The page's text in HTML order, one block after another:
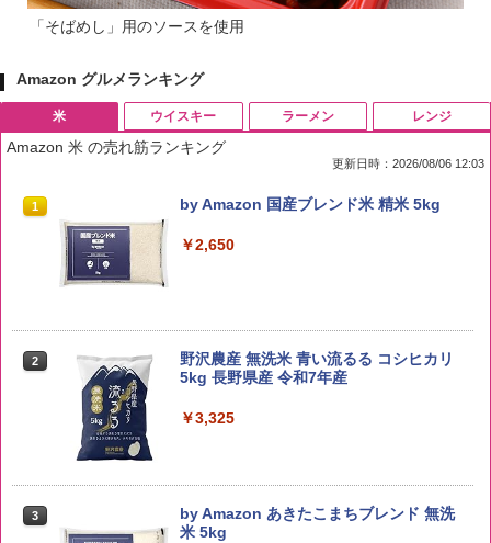
「そばめし」用のソースを使用
Amazon グルメランキング
米
Amazon 米 の売れ筋ランキング
更新日時：2026/08/06 12:03
1 by Amazon 国産ブレンド米 精米 5kg
￥2,650
2
野沢農産 無洗米 青い流るる コシヒカリ
5kg 長野県産 令和7年産
￥3,325
3
by Amazon あきたこまちブレンド 無洗
米 5kg
ウイスキー ラーメン レンジ